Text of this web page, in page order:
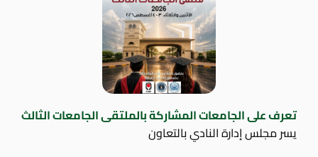
تعرف على الجامعات المشاركة بالملتقى الجامعات الثالث
يسر مجلس إدارة النادي بالتعاون